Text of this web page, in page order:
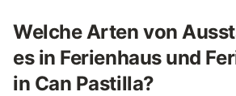
Welche Arten von
es in Ferienhaus und
in Can Pastilla?